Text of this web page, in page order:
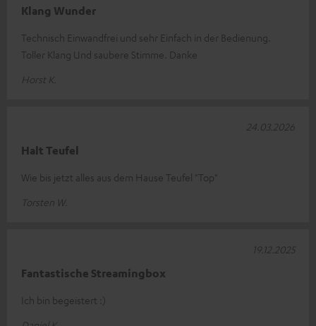
Klang Wunder
Technisch Einwandfrei und sehr Einfach in der Bedienung.
Toller Klang Und saubere Stimme. Danke
Horst K.
Halt Teufel
Wie bis jetzt alles aus dem Hause Teufel "Top"
Torsten W.
24.03.2026
Fantastische Streamingbox
Ich bin begeistert :)
19.12.2025